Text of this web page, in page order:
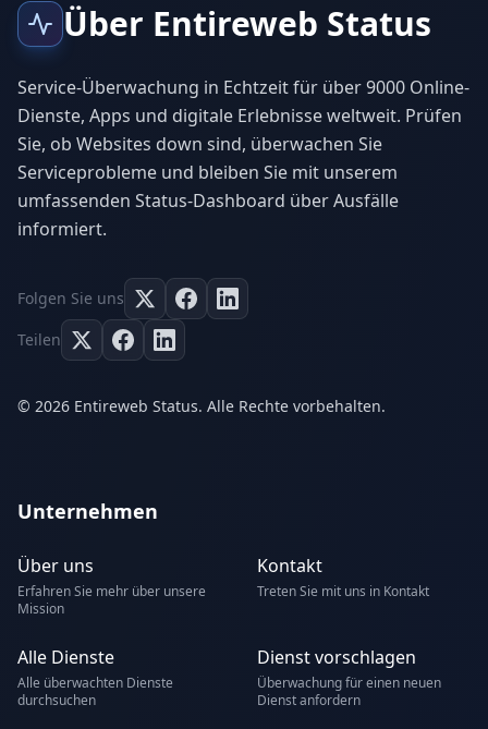
Über Entireweb Status
Service-Überwachung in Echtzeit für über 9000 Online-
Dienste, Apps und digitale Erlebnisse weltweit. Prüfen
Sie, ob Websites down sind, überwachen Sie
Serviceprobleme und bleiben Sie mit unserem
umfassenden Status-Dashboard über Ausfälle
informiert.
Folgen Sie uns
Teilen
© 2026 Entireweb Status. Alle Rechte vorbehalten.
Unternehmen
Über uns
Erfahren Sie mehr über unsere
Mission
Kontakt
Treten Sie mit uns in Kontakt
Alle Dienste
Alle überwachten Dienste
durchsuchen
Dienst vorschlagen
Überwachung für einen neuen
Dienst anfordern